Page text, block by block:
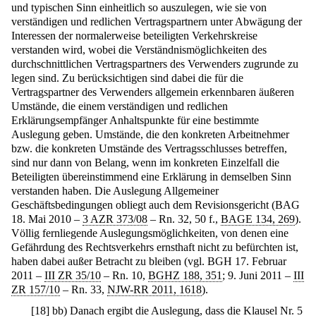
und typischen Sinn einheitlich so auszulegen, wie sie von
verständigen und redlichen Vertragspartnern unter Abwägung der
Interessen der normalerweise beteiligten Verkehrskreise
verstanden wird, wobei die Verständnismöglichkeiten des
durchschnittlichen Vertragspartners des Verwenders zugrunde zu
legen sind. Zu berücksichtigen sind dabei die für die
Vertragspartner des Verwenders allgemein erkennbaren äußeren
Umstände, die einem verständigen und redlichen
Erklärungsempfänger Anhaltspunkte für eine bestimmte
Auslegung geben. Umstände, die den konkreten Arbeitnehmer
bzw. die konkreten Umstände des Vertragsschlusses betreffen,
sind nur dann von Belang, wenn im konkreten Einzelfall die
Beteiligten übereinstimmend eine Erklärung in demselben Sinn
verstanden haben. Die Auslegung Allgemeiner
Geschäftsbedingungen obliegt auch dem Revisionsgericht (BAG
18. Mai 2010 – 3 AZR 373/08 – Rn. 32, 50 f., BAGE 134, 269).
Völlig fernliegende Auslegungsmöglichkeiten, von denen eine
Gefährdung des Rechtsverkehrs ernsthaft nicht zu befürchten ist,
haben dabei außer Betracht zu bleiben (vgl. BGH 17. Februar
2011 – III ZR 35/10 – Rn. 10, BGHZ 188, 351 ; 9. Juni 2011 – III
ZR 157/10 – Rn. 33, NJW-RR 2011, 1618).
[18] bb) Danach ergibt die Auslegung, dass die Klausel Nr. 5